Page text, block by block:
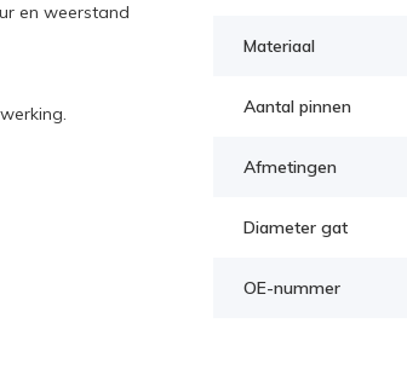
en weerstand
Materiaal
Aantal pinnen
Afmetingen
Diameter gat
OE-nummer